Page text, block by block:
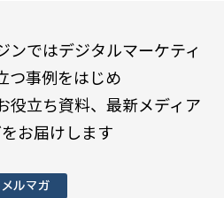
ンではデジタルマーケティ
つ事例をはじめ
役立ち資料、最新メディア
お届けします
メルマガ